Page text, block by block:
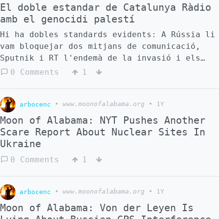
El doble estandar de Catalunya Ràdio
amb el genocidi palestí
Hi ha dobles standards evidents: A Rússia li
vam bloquejar dos mitjans de comunicació,
Sputnik i RT l'endemà de la invasió i els
mitjans de capital i línia editorial israelí
pares, etc) hagi començat. Però n'hi ha de
més subtils, com la tertúlia d'avui a
Catalunya Ràdio, al show que munten a can
Ustrell. Avui teníem un tertulià, en Pau
genocides, i un convergent banalitzant
l'extermini de població civil. Us imagineu a
la tertúlia de Catalunya Ràdio quan parlen
de violència de gènere després què hi hagi
hagut un o dos casos de violència vicària,
0 Comments 1
arbocenc • www.moonofalabama.org • 1Y
Moon of Alabama: NYT Pushes Another
Scare Report About Nuclear Sites In
Ukraine
0 Comments 1
arbocenc • www.moonofalabama.org • 1Y
Moon of Alabama: Von der Leyen Is